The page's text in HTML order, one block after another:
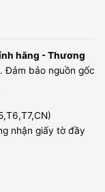
hãng - Thương
. Đảm bảo nguồn gốc
nhận giấy tờ đầy